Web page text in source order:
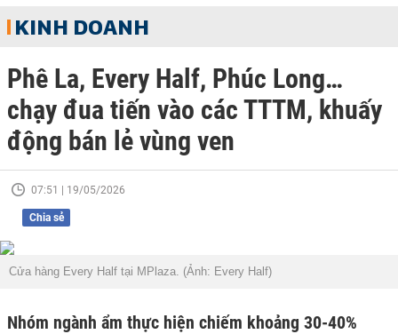
KINH DOANH
Phê La, Every Half, Phúc Long…
chạy đua tiến vào các TTTM, khuấy
động bán lẻ vùng ven
07:51 | 19/05/2026
Chia sẻ
Cửa hàng Every Half tại MPlaza. (Ảnh: Every Half)
Nhóm ngành ẩm thực hiện chiếm khoảng 30-40%